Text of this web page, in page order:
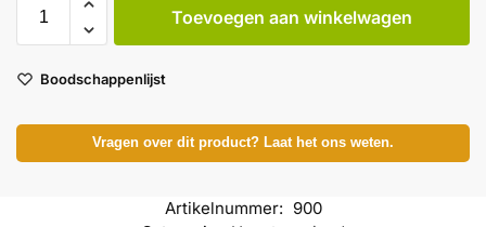
Toevoegen aan winkelwagen
Boodschappenlijst
Vragen over dit product? Laat het ons weten.
Artikelnummer: 900